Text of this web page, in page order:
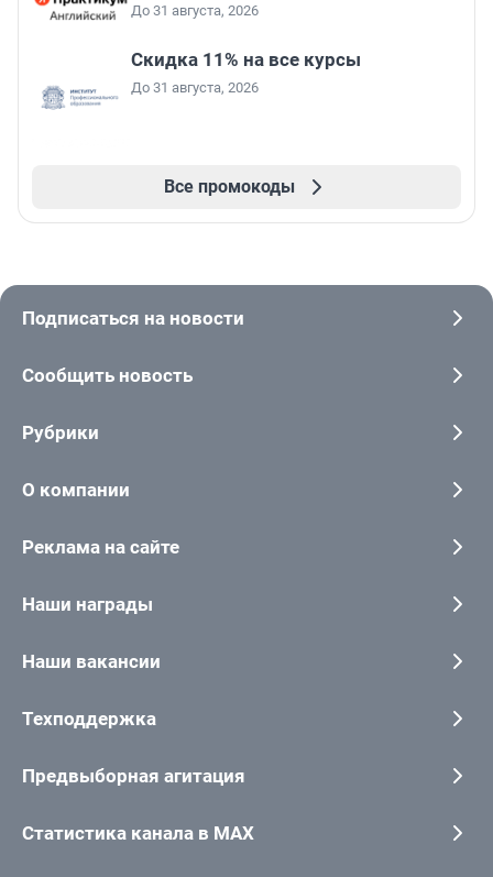
До 31 августа, 2026
Скидка 11% на все курсы
До 31 августа, 2026
Все промокоды
Подписаться на новости
Сообщить новость
Рубрики
О компании
Реклама на сайте
Наши награды
Наши вакансии
Техподдержка
Предвыборная агитация
Статистика канала в MAX